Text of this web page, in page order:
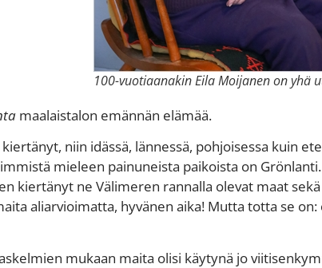
100-vuotiaanakin Eila Moijanen on yhä
maalaistalon emännän elämää.
niin idässä, lännessä, pohjoisessa kuin
mieleen painuneista paikoista on
kiertänyt ne Välimeren rannalla olevat maat
aliarvioimatta, hyvänen aika! Mutta totta se
mukaan maita olisi käytynä jo